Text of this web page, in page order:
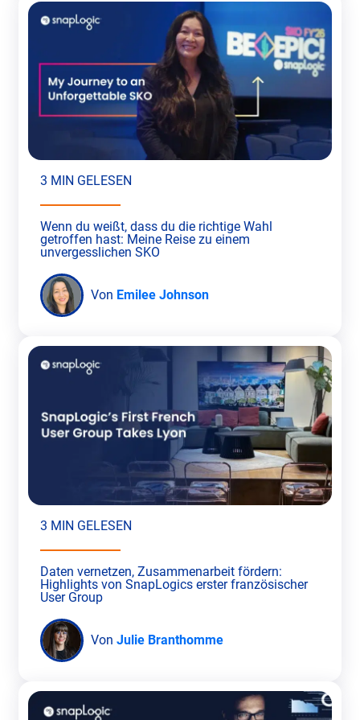
3 MIN GELESEN
Wenn du weißt, dass du die richtige Wahl
getroffen hast: Meine Reise zu einem
unvergesslichen SKO
Von Emilee Johnson
3 MIN GELESEN
Daten vernetzen, Zusammenarbeit fördern:
Highlights von SnapLogics erster französischer
User Group
Von Julie Branthomme